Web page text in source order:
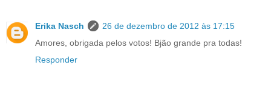
Erika Nasch
26 de dezembro de 2012 às 17:15
Amores, obrigada pelos votos! Bjão grande pra todas!
Responder